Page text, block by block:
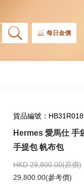
每日金價
貨品編號：
Hermes 愛馬仕 手
手提包 帆布包
HKD 29,800.00(原價)
29,800.00(參考價)